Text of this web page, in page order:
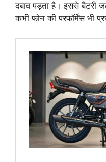
दबाव पड़ता है। इससे बैटरी
कभी फोन की परफॉर्मेंस भी